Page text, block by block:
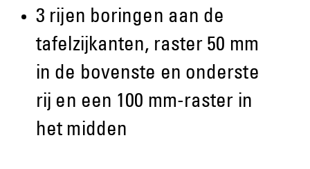
3 rijen boringen aan de
tafelzijkanten, raster 50 mm
in de bovenste en onderste
rij en een 100 mm-raster in
het midden